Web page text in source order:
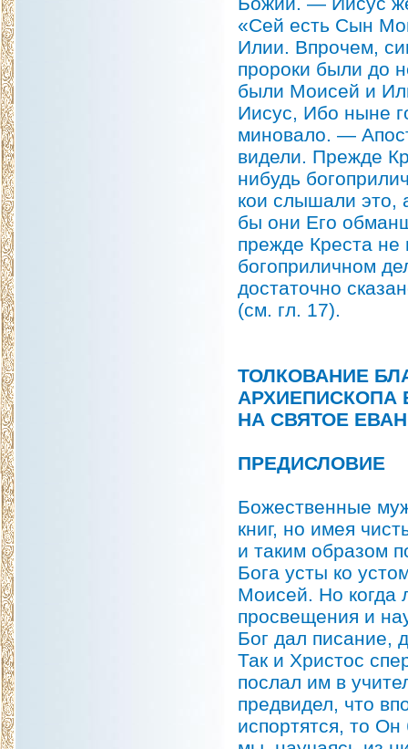
«Сей есть Сын
Илии. Впрочем,
пророки были до
были Моисей и
Иисус, Ибо ныне
миновало. —
видели. Прежде
нибудь
кои слышали это,
бы они Его
прежде Креста
богоприличном
достаточно
(см. гл. 17).
ТОЛКОВАНИЕ
АРХИЕПИСКОПА
НА СВЯТОЕ
ПРЕДИСЛОВИЕ
Божественные
книг, но имея
и таким образом
Бога усты ко
Моисей. Но когда
просвещения и
Бог дал писание,
Так и Христос
послал им в
предвидел, что
испортятся, то